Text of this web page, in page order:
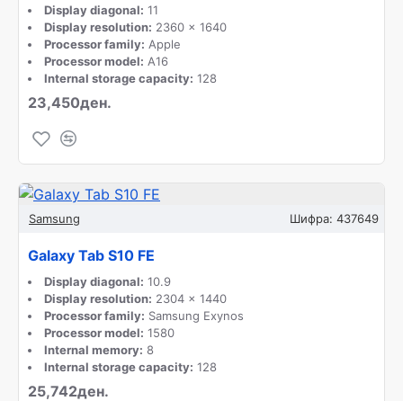
Display diagonal: 11
Display resolution: 2360 x 1640
Processor family: Apple
Processor model: A16
Internal storage capacity: 128
23,450ден.
Samsung Шифра: 437649
Galaxy Tab S10 FE
Display diagonal: 10.9
Display resolution: 2304 x 1440
Processor family: Samsung Exynos
Processor model: 1580
Internal memory: 8
Internal storage capacity: 128
25,742ден.